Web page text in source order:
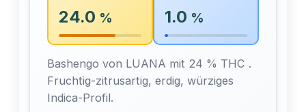
24.0 % 1.0 %
Bashengo von LUANA mit 24 % THC .
Fruchtig-zitrusartig, erdig, würziges
Indica-Profil.